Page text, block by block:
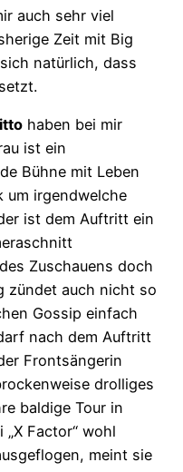
auch sehr viel
Zeit mit Big
natürlich, dass
haben bei mir
ist ein
Bühne mit Leben
um irgendwelche
ist dem Auftritt ein
Zuschauens doch
zündet auch nicht so
Gossip einfach
nach dem Auftritt
Frontsängerin
drolliges
baldige Tour in
„X Factor“ wohl
meint sie